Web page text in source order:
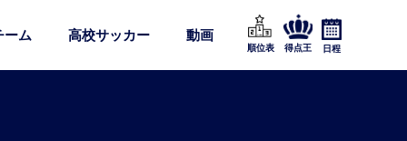
ーム 高校サッカー 動画
順位表 得点王 日程